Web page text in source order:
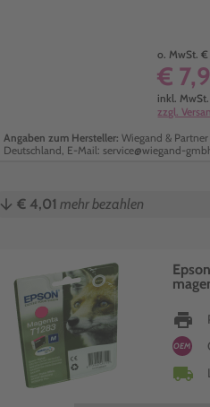
o. MwSt. €
€
inkl. MwSt.
zzgl.
Angaben zum Hersteller: Wiegand &
Deutschland, E-Mail: service@wiegand-
arrow_downward € 4,01 mehr bezahlen
print
OEM
local_shipping